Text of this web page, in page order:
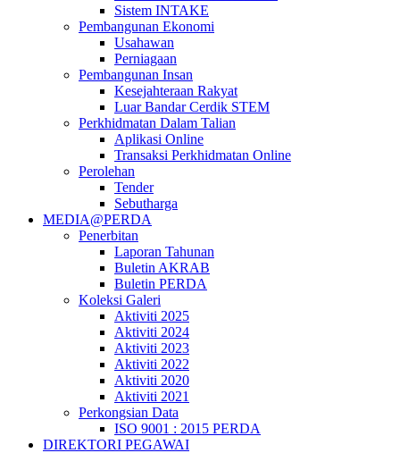
Sistem INTAKE
Pembangunan Ekonomi
Usahawan
Perniagaan
Pembangunan Insan
Kesejahteraan Rakyat
Luar Bandar Cerdik STEM
Perkhidmatan Dalam Talian
Aplikasi Online
Transaksi Perkhidmatan Online
Perolehan
Tender
Sebutharga
MEDIA@PERDA
Penerbitan
Laporan Tahunan
Buletin AKRAB
Buletin PERDA
Koleksi Galeri
Aktiviti 2025
Aktiviti 2024
Aktiviti 2023
Aktiviti 2022
Aktiviti 2020
Aktiviti 2021
Perkongsian Data
ISO 9001 : 2015 PERDA
DIREKTORI PEGAWAI